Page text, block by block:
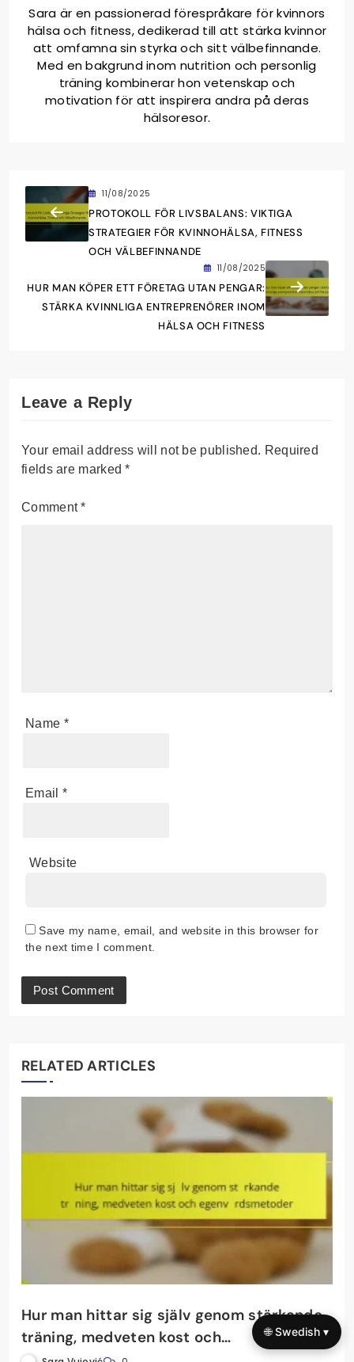
Sara är en passionerad förespråkare för kvinnors
hälsa och fitness, dedikerad till att stärka kvinnor
att omfamna sin styrka och sitt välbefinnande.
Med en bakgrund inom nutrition och personlig
träning kombinerar hon vetenskap och
motivation för att inspirera andra på deras
hälsoresor.
11/08/2025
PROTOKOLL FÖR LIVSBALANS: VIKTIGA
STRATEGIER FÖR KVINNOHÄLSA, FITNESS
OCH VÄLBEFINNANDE
11/08/2025
HUR MAN KÖPER ETT FÖRETAG UTAN PENGAR:
STÄRKA KVINNLIGA ENTREPRENÖRER INOM
HÄLSA OCH FITNESS
Leave a Reply
Your email address will not be published. Required
fields are marked*
Comment*
Name *
Email *
Website
Save my name, email, and website in this browser for
the next time I comment.
RELATED ARTICLES
Hur man hittar sig själv genom stärkande
träning, medveten kost och
🌐 Swedish ▾